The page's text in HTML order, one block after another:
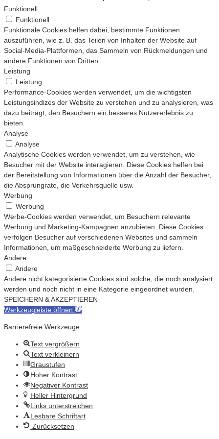
Funktionell
Funktionell
Funktionale Cookies helfen dabei, bestimmte Funktionen
auszuführen, wie z. B. das Teilen von Inhalten der Website auf
Social-Media-Plattformen, das Sammeln von Rückmeldungen und
andere Funktionen von Dritten.
Leistung
Leistung
Performance-Cookies werden verwendet, um die wichtigsten
Leistungsindizes der Website zu verstehen und zu analysieren, was
dazu beiträgt, den Besuchern ein besseres Nutzererlebnis zu
bieten.
Analyse
Analyse
Analytische Cookies werden verwendet, um zu verstehen, wie
Besucher mit der Website interagieren. Diese Cookies helfen bei
der Bereitstellung von Informationen über die Anzahl der Besucher,
die Absprungrate, die Verkehrsquelle usw.
Werbung
Werbung
Werbe-Cookies werden verwendet, um Besuchern relevante
Werbung und Marketing-Kampagnen anzubieten. Diese Cookies
verfolgen Besucher auf verschiedenen Websites und sammeln
Informationen, um maßgeschneiderte Werbung zu liefern.
Andere
Andere
Andere nicht kategorisierte Cookies sind solche, die noch analysiert
werden und noch nicht in eine Kategorie eingeordnet wurden.
SPEICHERN & AKZEPTIEREN
Werkzeugleiste öffnen
Barrierefreie Werkzeuge
Text vergrößern
Text verkleinern
Graustufen
Hoher Kontrast
Negativer Kontrast
Heller Hintergrund
Links unterstreichen
Lesbare Schriftart
Zurücksetzen